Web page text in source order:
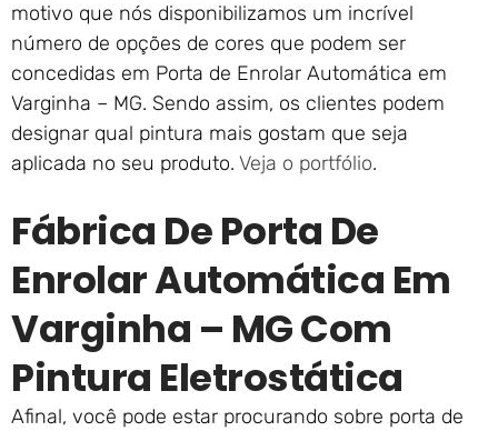
motivo que nós disponibilizamos um incrível
número de opções de cores que podem ser
concedidas em Porta de Enrolar Automática em
Varginha – MG. Sendo assim, os clientes podem
designar qual pintura mais gostam que seja
aplicada no seu produto. Veja o portfólio.
Fábrica De Porta De
Enrolar Automática Em
Varginha – MG Com
Pintura Eletrostática
Afinal, você pode estar procurando sobre porta de